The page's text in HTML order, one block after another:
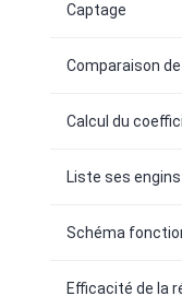
Captage
Comparaison
Calcul du
Liste ses
Schéma
Efficacité de la